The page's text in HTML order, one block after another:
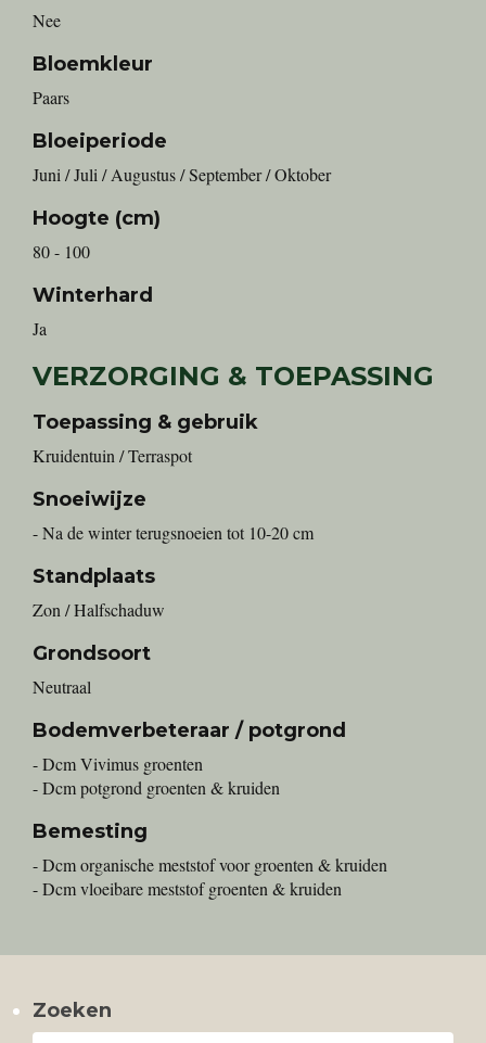
Nee
Bloemkleur
Paars
Bloeiperiode
Juni / Juli / Augustus / September / Oktober
Hoogte (cm)
80 - 100
Winterhard
Ja
VERZORGING & TOEPASSING
Toepassing & gebruik
Kruidentuin / Terraspot
Snoeiwijze
- Na de winter terugsnoeien tot 10-20 cm
Standplaats
Zon / Halfschaduw
Grondsoort
Neutraal
Bodemverbeteraar / potgrond
- Dcm Vivimus groenten
- Dcm potgrond groenten & kruiden
Bemesting
- Dcm organische meststof voor groenten & kruiden
- Dcm vloeibare meststof groenten & kruiden
Zoeken